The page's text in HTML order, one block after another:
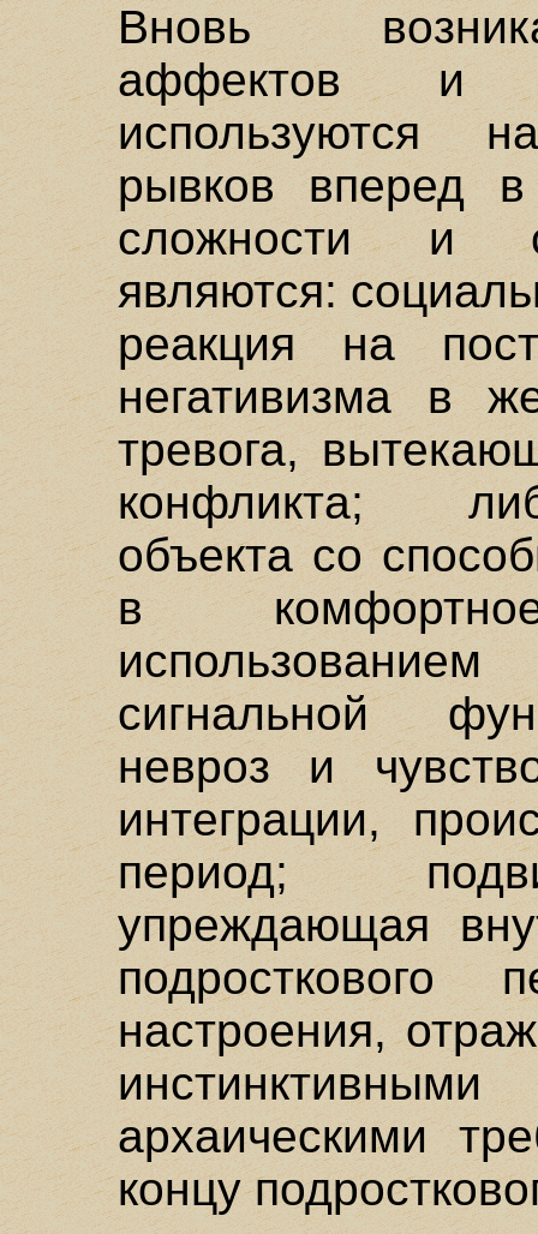
Вновь
аффектов и
используются
рывков вперед в
сложности и
являются:
реакция на
негативизма в
тревога,
конфликта;
объекта со
в
сигнальной
невроз и
интеграции,
период;
упреждающая
подросткового
настроения,
архаическими
концу